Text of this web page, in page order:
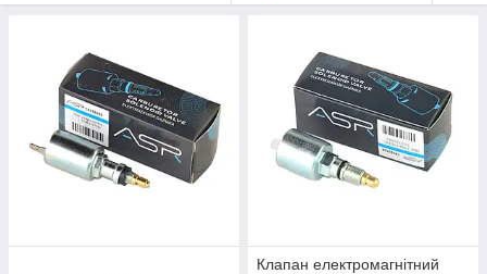
Клапан електромагнітний